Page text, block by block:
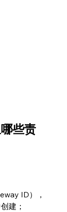
些责
ID），
建；